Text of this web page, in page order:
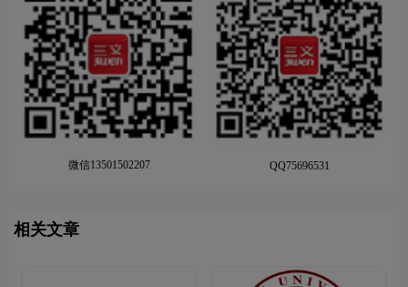
微信13501502207 QQ75696531
相关文章